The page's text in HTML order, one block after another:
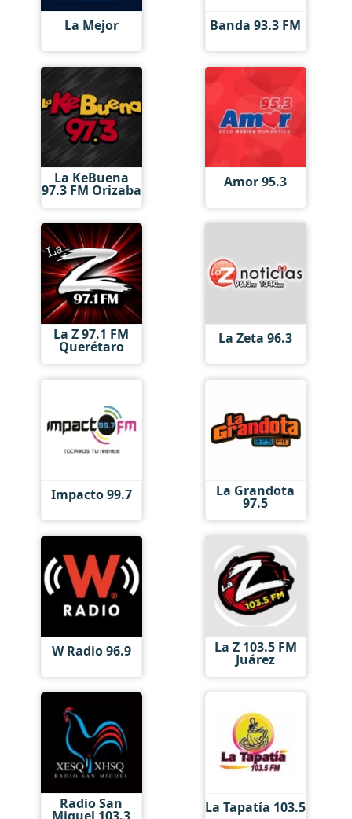
La Mejor Banda 93.3 FM
La KeBuena
97.3 FM Orizaba Amor 95.3
La Z 97.1 FM
Querétaro La Zeta 96.3
Impacto 99.7 La Grandota
97.5
W Radio 96.9 La Z 103.5 FM
Juárez
Radio San La Tapatía 103.5